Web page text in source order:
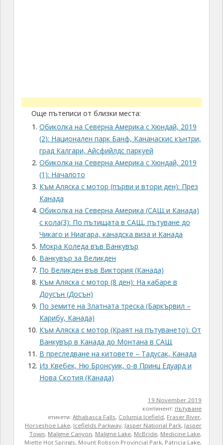
Още пътеписи от близки места:
Обиколка на Северна Америка с Хюндай, 2019
(2): Национален парк Банф, Кананаскис кънтри,
град Калгари, Айсфийлдс паркуей
Обиколка на Северна Америка с Хюндай, 2019
(1): Началото
Към Аляска с мотор (първи и втори ден): През
Канада
Обиколка на Северна Америка (САЩ и Канада)
с кола(3): По пътищата в САЩ, пътуване до
Чикаго и Ниагара, канадска виза и Канада
Мокра Коледа във Ванкувър
Ванкувър за Великден
По Великден във Виктория (Канада)
Към Аляска с мотор (8 ден): На кабаре в
Доусън (Досън)
По земите на Златната треска (Бaркървил –
Карибу, Канада)
Към Аляска с мотор (Краят на пътуването): От
Ванкувър в Канада до Монтана в САЩ
В преследване на китовете – Тадусак, Канада
Из Квебек, Ню Бронсуик, о-в Принц Едуард и
Нова Скотия (Канада)
19 November 2019
континент: пътуване
етикети:Athabasca Falls, Columia Icefield, Fraser River,
Horseshoe Lake, Icefields Parkway, Jasper National Park, Jasper
Town, Maligne Canyon, Maligne Lake, McBride, Medicine Lake,
Miette Hot Springs, Mount Robson Provincial Park, Patricia Lake,